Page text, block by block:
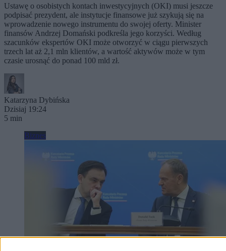
Ustawę o osobistych kontach inwestycyjnych (OKI) musi jeszcze
podpisać prezydent, ale instytucje finansowe już szykują się na
wprowadzenie nowego instrumentu do swojej oferty. Minister
finansów Andrzej Domański podkreśla jego korzyści. Według
szacunków ekspertów OKI może otworzyć w ciągu pierwszych
trzech lat aż 2,1 mln klientów, a wartość aktywów może w tym
czasie urosnąć do ponad 100 mld zł.
Katarzyna Dybińska
Dzisiaj 19:24
5 min
Biznes